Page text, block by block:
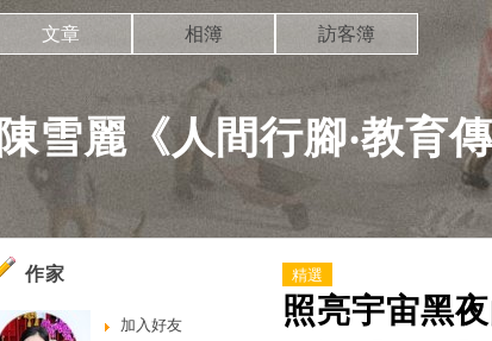
陳雪麗《人間行腳‧教育
文章 相簿 訪客簿
精選
照亮宇宙黑
作家
加入好友